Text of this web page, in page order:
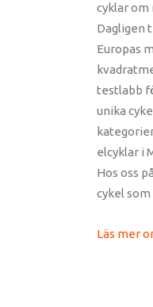
cyklar om
Dagligen
Europas
testlabb
unika
elcyklar i
Hos oss
cykel som
Läs mer